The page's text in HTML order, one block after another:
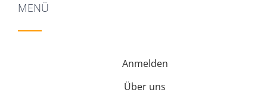
MENÜ
Anmelden
Über uns